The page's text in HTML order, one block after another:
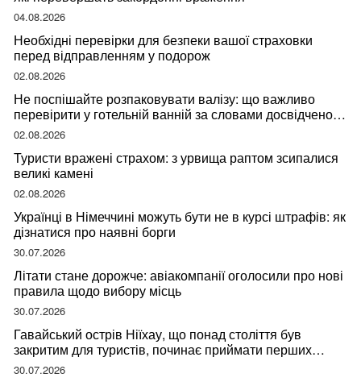
04.08.2026
Необхідні перевірки для безпеки вашої страховки
перед відправленням у подорож
02.08.2026
Не поспішайте розпаковувати валізу: що важливо
перевірити у готельній ванній за словами досвідченої
мандрівниці
02.08.2026
Туристи вражені страхом: з урвища раптом зсипалися
великі камені
02.08.2026
Українці в Німеччині можуть бути не в курсі штрафів: як
дізнатися про наявні борги
30.07.2026
Літати стане дорожче: авіакомпанії оголосили про нові
правила щодо вибору місць
30.07.2026
Гавайський острів Ніїхау, що понад століття був
закритим для туристів, починає приймати перших
відвідувачів
30.07.2026